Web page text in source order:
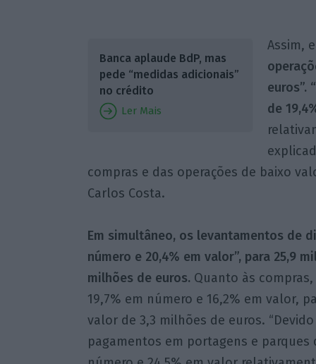
Banca aplaude BdP, mas
pede “medidas adicionais”
no crédito
Ler Mais
Assim,
euros”.
de
compras e das operações de baixo
Carlos Costa.
Em simultâneo, os levantamentos de
número e 20,4% em valor”, para 25,9
milhões de euros. Quanto às
19,7% em número e 16,2% em valor,
valor de 3,3 milhões de euros.
pagamentos em portagens e parques